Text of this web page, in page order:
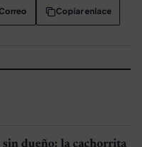
Copiar enlace
dueño: la cachorrita